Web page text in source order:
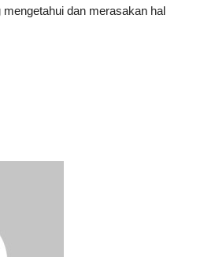
mengetahui dan merasakan hal